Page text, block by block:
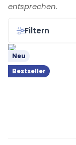
entsprechen.
Filtern
Neu
Bestseller